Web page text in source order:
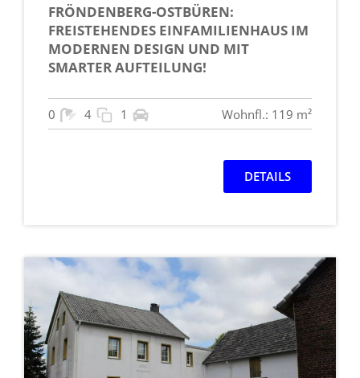
FRÖNDENBERG-OSTBÜREN:
FREISTEHENDES EINFAMILIENHAUS IM
MODERNEN DESIGN UND MIT
SMARTER AUFTEILUNG!
0 4 1 Wohnfl.: 119 m²
DETAILS